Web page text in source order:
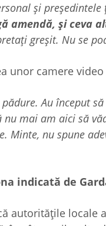
și
amendă, și ceva
greșit. Nu se
unor camere
Au început
mai am aici să
Minte, nu spune
indicată de
autoritățile